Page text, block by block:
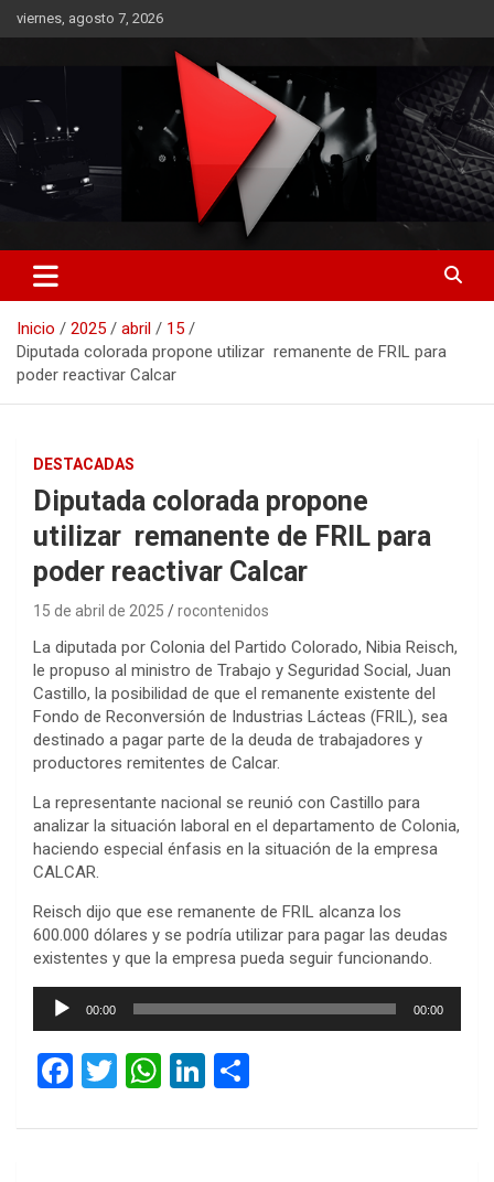
Saltar
al
viernes, agosto 7, 2026
RO CONTENIDOS
Inicio 2025 abril
15
Diputada colorada propone utilizar remanente de FRIL para
poder reactivar Calcar
DESTACADAS
Diputada colorada propone
utilizar remanente de FRIL para
poder reactivar Calcar
15 de abril de 2025 rocontenidos
La diputada por Colonia del Partido Colorado, Nibia Reisch,
le propuso al ministro de Trabajo y Seguridad Social, Juan
Castillo, la posibilidad de que el remanente existente del
Fondo de Reconversión de Industrias Lácteas (FRIL), sea
destinado a pagar parte de la deuda de trabajadores y
productores remitentes de Calcar.
La representante nacional se reunió con Castillo para
analizar la situación laboral en el departamento de Colonia,
haciendo especial énfasis en la situación de la empresa
CALCAR.
Reisch dijo que ese remanente de FRIL alcanza los
600.000 dólares y se podría utilizar para pagar las deudas
existentes y que la empresa pueda seguir funcionando.
Reproductor
00:00 00:00
F
ce
T
tt
W
at
Li
ke m